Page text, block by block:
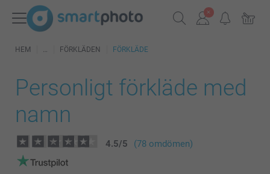
HEM FÖRKLÄDEN FÖRKLÄDE
Personligt förkläde med
namn
4.5/5 (78 omdömen)